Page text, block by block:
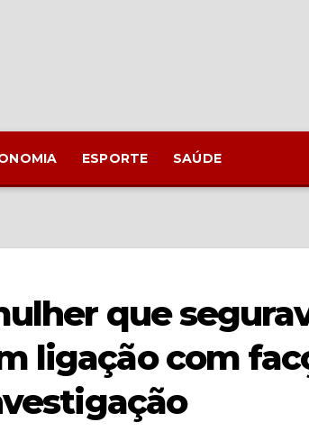
ESPORTE SAÚDE
que
ligação com